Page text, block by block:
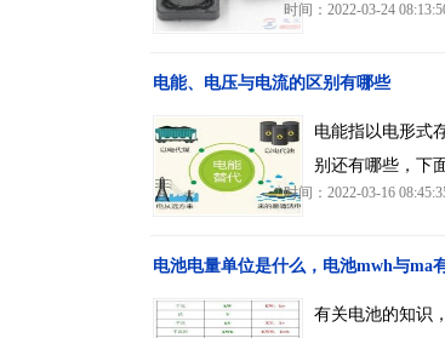
时间：2022-03-24
电能、电压与电流的区别有哪些
电能指以电形式
别还有哪些，下
时间：2022-03-16
电池电量单位是什么，电池mwh与ma
有关电池的知识